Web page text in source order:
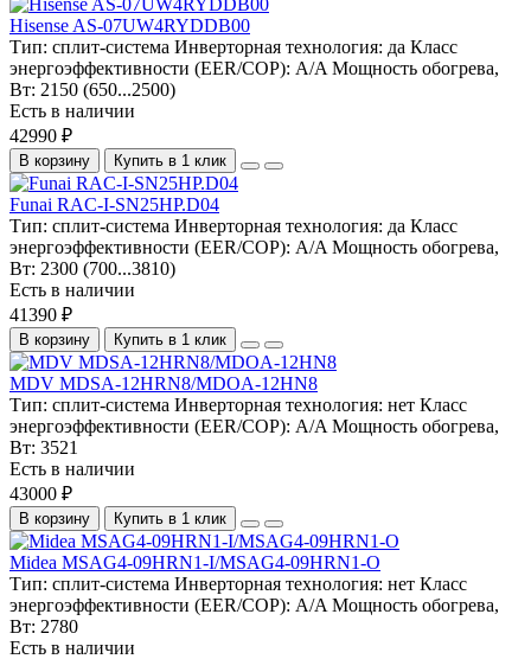
Hisense AS-07UW4RYDDB00
Тип: сплит-система Инверторная технология: да Класс
энергоэффективности (EER/COP): A/A Мощность обогрева,
Вт: 2150 (650...2500)
Есть в наличии
42990 ₽
В корзину Купить в 1 клик
Funai RAC-I-SN25HP.D04
Тип: сплит-система Инверторная технология: да Класс
энергоэффективности (EER/COP): A/A Мощность обогрева,
Вт: 2300 (700...3810)
Есть в наличии
41390 ₽
В корзину Купить в 1 клик
MDV MDSA-12HRN8/MDOA-12HN8
Тип: сплит-система Инверторная технология: нет Класс
энергоэффективности (EER/COP): A/A Мощность обогрева,
Вт: 3521
Есть в наличии
43000 ₽
В корзину Купить в 1 клик
Midea MSAG4-09HRN1-I/MSAG4-09HRN1-O
Тип: сплит-система Инверторная технология: нет Класс
энергоэффективности (EER/COP): A/A Мощность обогрева,
Вт: 2780
Есть в наличии